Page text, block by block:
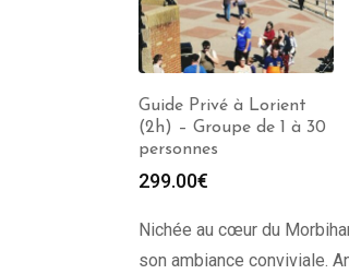
Guide Privé à Lorient
(2h) – Groupe de 1 à 30
personnes
299.00€
Nichée au cœur du
son ambiance conviviale.